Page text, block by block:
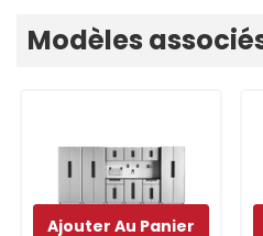
Modèles
Ajouter Au Panier